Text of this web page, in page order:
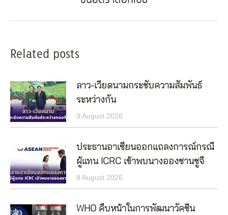
post:
Related posts
ลาว-เวียดนามกระชับความสัมพันธ์
ระหว่างกัน
9 August 2026
ประธานอาเซียนออกแถลงการณ์กรณี
ผู้แทน ICRC เข้าพบนางอองซานซูจี
8 August 2026
WHO คืบหน้าในการพัฒนาวัคซีน